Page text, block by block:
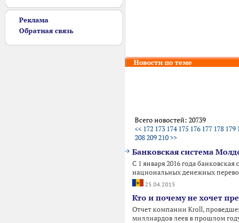
Реклама
Обратная связь
Новости по теме
Всего новостей: 20739
<< 172 173 174 175 176 177 178 179
208209210 >>
Банковская система
С 1 января 2016 года
национальных денежных
25.04.2015
Кто и почему не хочет
Отчет компании Kroll,
миллиардов леев в прошлом